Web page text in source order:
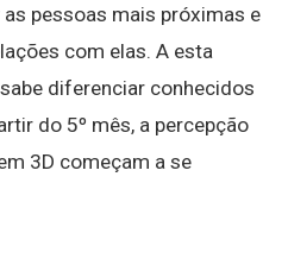
pessoas mais próximas e
com elas. A esta
diferenciar conhecidos
do 5º mês, a percepção
3D começam a se